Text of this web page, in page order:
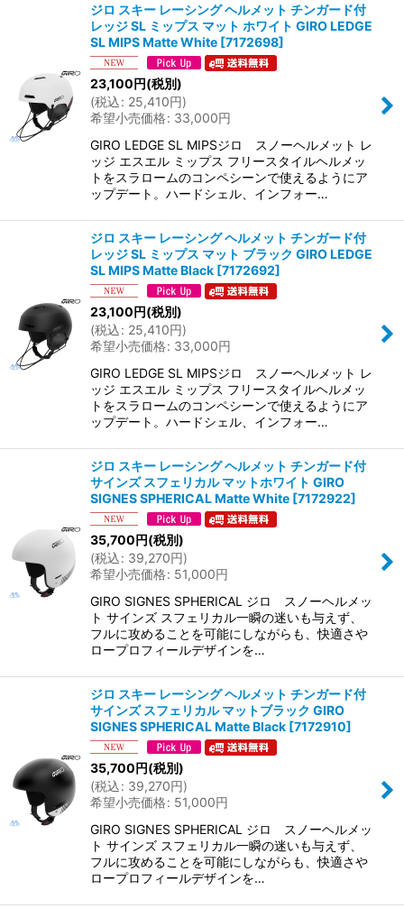
ジロ スキー レーシング ヘルメット チンガード付
レッジ SL ミップス マット ホワイト GIRO LEDGE
SL MIPS Matte White [7172698]
23,100円(税別)
(税込: 25,410円)
希望小売価格: 33,000円
GIRO LEDGE SL MIPSジロ スノーヘルメット レ
ッジ エスエル ミップス フリースタイルヘルメッ
トをスラロームのコンペシーンで使えるようにア
ップデート。ハードシェル、インフォー…
ジロ スキー レーシング ヘルメット チンガード付
レッジ SL ミップス マット ブラック GIRO LEDGE
SL MIPS Matte Black [7172692]
23,100円(税別)
(税込: 25,410円)
希望小売価格: 33,000円
GIRO LEDGE SL MIPSジロ スノーヘルメット レ
ッジ エスエル ミップス フリースタイルヘルメッ
トをスラロームのコンペシーンで使えるようにア
ップデート。ハードシェル、インフォー…
ジロ スキー レーシング ヘルメット チンガード付
サインズ スフェリカル マットホワイト GIRO
SIGNES SPHERICAL Matte White [7172922]
35,700円(税別)
(税込: 39,270円)
希望小売価格: 51,000円
GIRO SIGNES SPHERICAL ジロ スノーヘルメッ
ト サインズ スフェリカル一瞬の迷いも与えず、
フルに攻めることを可能にしながらも、快適さや
ロープロフィールデザインを…
ジロ スキー レーシング ヘルメット チンガード付
サインズ スフェリカル マットブラック GIRO
SIGNES SPHERICAL Matte Black [7172910]
35,700円(税別)
(税込: 39,270円)
希望小売価格: 51,000円
GIRO SIGNES SPHERICAL ジロ スノーヘルメッ
ト サインズ スフェリカル一瞬の迷いも与えず、
フルに攻めることを可能にしながらも、快適さや
ロープロフィールデザインを…